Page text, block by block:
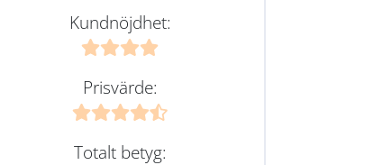
Kundnöjdhet:
Prisvärde:
Totalt betyg: